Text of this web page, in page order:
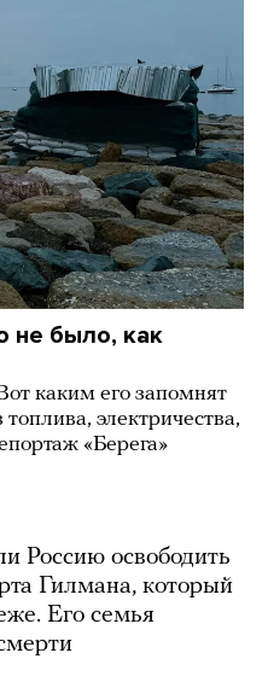
не было, как
каким его запомнят
электричества,
«Берега»
Россию освободить
Гилмана, который
Его семья